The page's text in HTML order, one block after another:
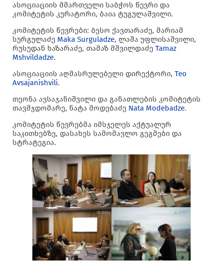
ასოციაციის მმართველი საბჭოს წევრი და
კომიტეტის კურატორი, ბაია ტუგულაშვილი.
კომიტეტის წევრები: ბესო ქავთარაძე, მარიამ
სურგულაძე Maka Surguladze, ლაშა უფლისაშვილი,
რუსუდან ხაზარაძე, თამაზ მშვილდაძე Tamaz
Mshvildadze.
ასოციაციის აღმასრულებელი დირექტორი, Teo
Avsajanishvili.
თეონა ავსაჯანიშვილი და განათლების კომიტეტის
თავმჯდომარე, ნატა მოდებაძე Nata Modebadze.
კომიტეტის წევრებმა იმსჯელეს აქტუალურ
საკითხებზე, დასახეს სამომავლო გეგმები და
სტრატეგია.